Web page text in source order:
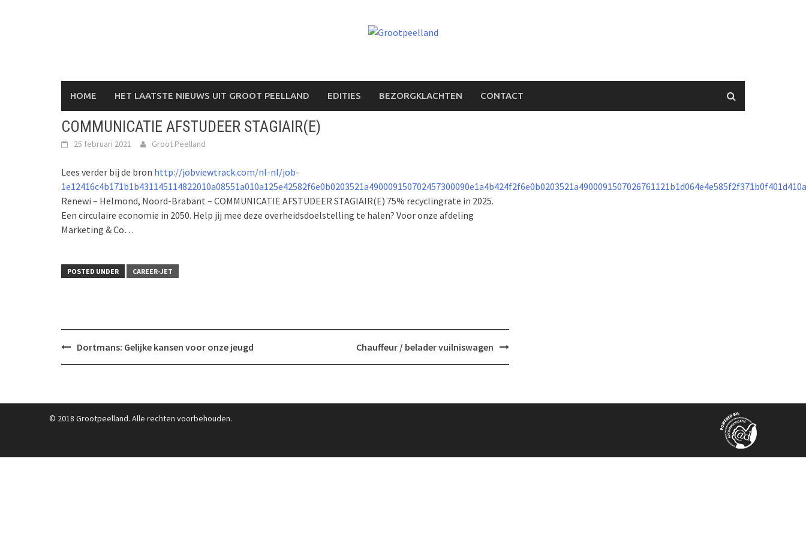
HOME HET LAATSTE NIEUWS UIT GROOT PEELLAND EDITIES BEZORGKLACHTEN CONTACT
COMMUNICATIE AFSTUDEER STAGIAIR(E)
25 februari 2021 Groot Peelland
Lees verder bij de bron http://jobviewtrack.com/nl-nl/job-
Renewi – Helmond, Noord-Brabant – COMMUNICATIE AFSTUDEER STAGIAIR(E) 75% recyclingrate in 2025.
Een circulaire economie in 2050. Help jij mee deze overheidsdoelstelling te halen? Voor onze afdeling
Marketing & Co…
POSTED UNDER CAREER-JET
Post
navigation
Dortmans: Gelijke kansen voor onze jeugd Chauffeur / belader vuilniswagen
© 2018 Grootpeelland. Alle rechten voorbehouden.